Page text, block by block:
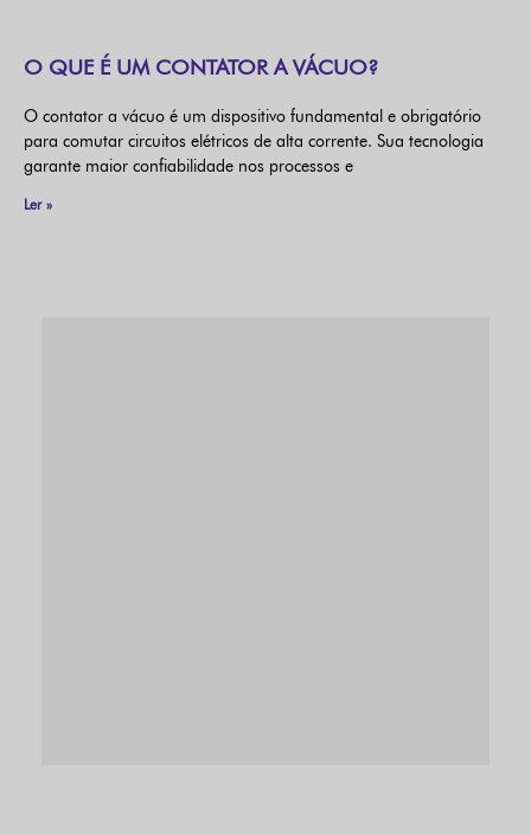
O QUE É UM CONTATOR A VÁCUO?
O contator a vácuo é um dispositivo fundamental e obrigatório
para comutar circuitos elétricos de alta corrente. Sua tecnologia
garante maior confiabilidade nos processos e
Ler »